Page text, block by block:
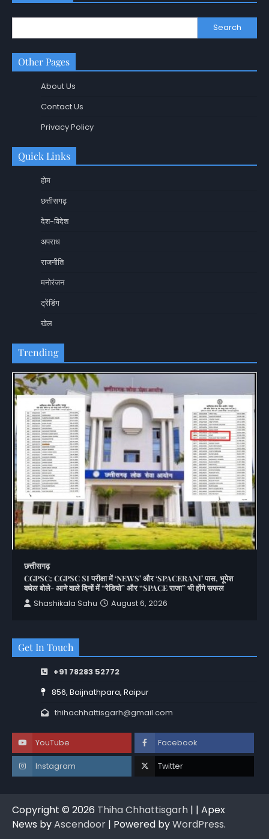
Search
Other Pages
About Us
Contact Us
Privacy Policy
Quick Links
होम
छत्तीसगढ़
देश-विदेश
अपराध
राजनीति
मनोरंजन
ट्रेंडिंग
खेल
Trending
छत्तीसगढ़
CGPSC: CGPSC SI परीक्षा में ‘NEWS’ और ‘SPACERANI’ पास, भूपेश
बघेल बोले- आने वाले दिनों में “रेडियो” और “SPACE राजा” भी होंगे सफल
Shashikala Sahu
August 6, 2026
Get In Touch
+91 78283 52772
856, Baijnathpara, Raipur
thihachhattisgarh@gmail.com
YouTube Facebook
Instagram Twitter
Copyright © 2026 Thiha Chhattisgarh | | Apex
News byAscendoor | Powered byWordPress.